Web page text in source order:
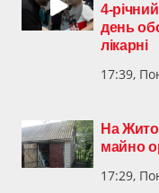
4-
день
лікарні
17:39,
На
майно
17:29,